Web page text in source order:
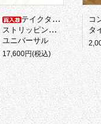
テイクタックル
ストリッピングバスケット
ユニバーサル
17,600円(税込)
コ
タ